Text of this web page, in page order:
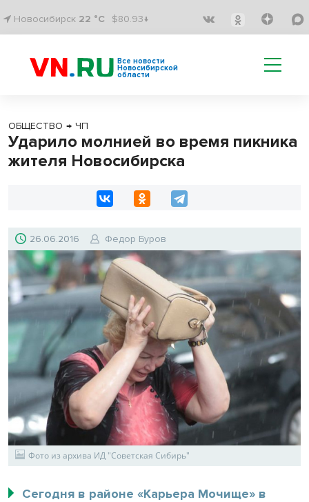
Новосибирск 22 °C $80.93↓
Все новости
Новосибирской
области
ОБЩЕСТВО → ЧП
Ударило молнией во время пикника
жителя Новосибирска
26.06.2016 Федор Буров
Фото из архива ИД "Советская Сибирь"
Сегодня в районе «Карьера Мочище» в